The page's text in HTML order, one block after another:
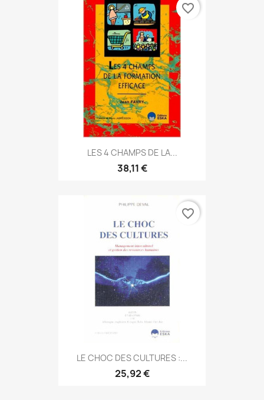
LES 4 CHAMPS DE LA...
38,11 €
favorite_border
LE CHOC DES CULTURES :...
25,92 €
favorite_border